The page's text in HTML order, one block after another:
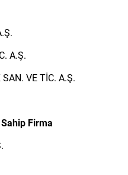
A.Ş.
VE TİC. A.Ş.
Firma